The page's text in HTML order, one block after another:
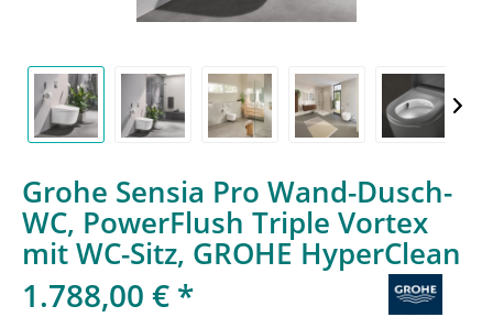
Grohe Sensia Pro Wand-Dusch-
WC, PowerFlush Triple Vortex
mit WC-Sitz, GROHE HyperClean
1.788,00 € *